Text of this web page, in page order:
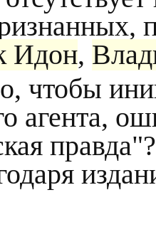
Идон,
чтобы
агента,